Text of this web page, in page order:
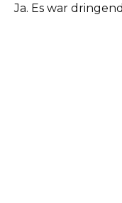
Ja. Es war